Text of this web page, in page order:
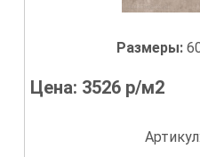
Размеры:
Цена: 3526 р/м2